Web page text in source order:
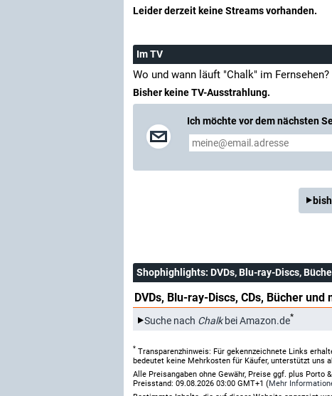
Leider derzeit keine Streams vorhanden.
Im TV
Wo und wann läuft "Chalk" im Fernsehen?
Bisher keine TV-Ausstrahlung.
Ich möchte vor dem nächsten
Shophighlights: DVDs, Blu-ray-Discs,
DVDs, Blu-ray-Discs, CDs, Bücher und
Suche nach Chalkbei Amazon.de*
* Transparenzhinweis: Für gekennzeichnete Links
bedeutet keine Mehrkosten für Käufer, unterstützt uns
Alle Preisangaben ohne Gewähr, Preise ggf. plus Porto
Preisstand: 09.08.2026 03:00 GMT+1 (Mehr